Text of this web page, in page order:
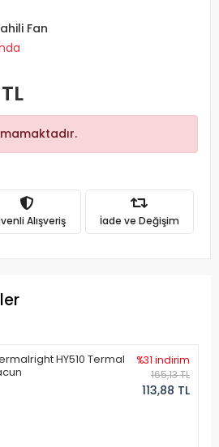
Fan
Alışveriş İade ve Değişim
HY510 Termal
%31 indirim
165,13 TL
113,88 TL